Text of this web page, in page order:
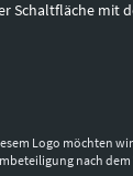
Schaltfläche mit
Logo möchten
nach